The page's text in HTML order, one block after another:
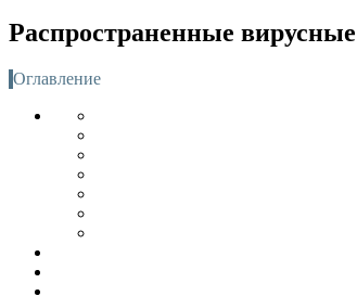
Распространенные
Оглавление